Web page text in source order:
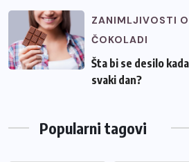
ZANIMLJIVOSTI O
ČOKOLADI
Šta bi se desilo
svaki dan?
Popularni tagovi